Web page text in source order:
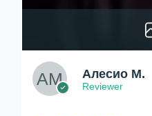
Алесио М.
Reviewer